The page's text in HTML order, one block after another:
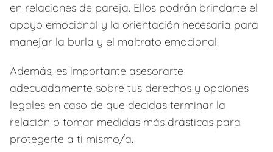
en relaciones de pareja. Ellos podrán brindarte el
apoyo emocional y la orientación necesaria para
manejar la burla y el maltrato emocional.
Además, es importante asesorarte
adecuadamente sobre tus derechos y opciones
legales en caso de que decidas terminar la
relación o tomar medidas más drásticas para
protegerte a ti mismo/a.